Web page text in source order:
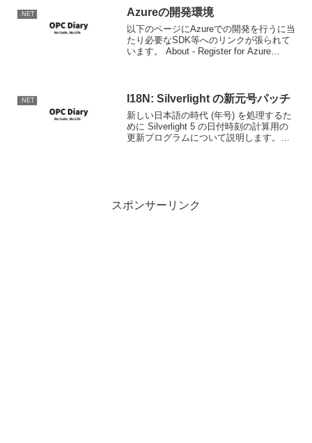
.NET Azureの開発環境
以下のページにAzureでの開発を行うに当
たり必要なSDK等へのリンクが張られて
います。 About - Register for Azure
.NET I18N: Silverlight の新元号パッチ
新しい日本語の時代 (年号) を処理するた
めに Silverlight 5 の日付時刻の計算用の
更新プログラムについて説明します。
スポンサーリンク